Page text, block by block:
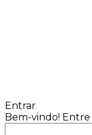
Entrar
Bem-vindo!